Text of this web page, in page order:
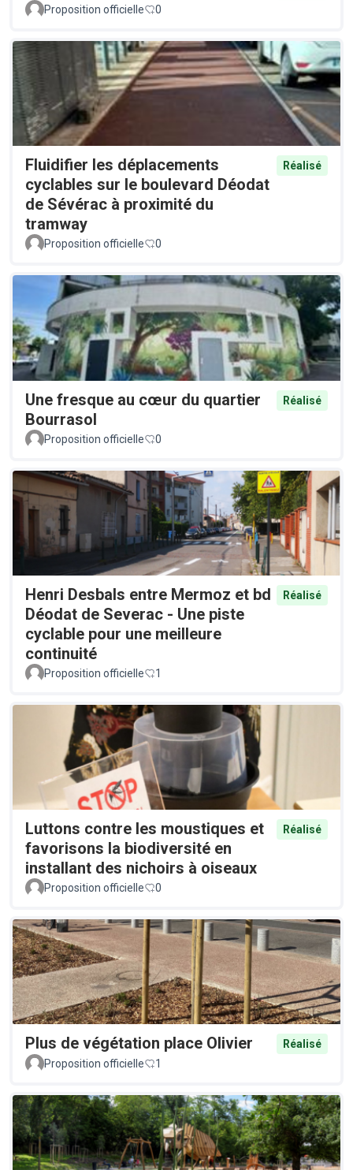
Proposition officielle
0
Fluidifier les déplacements
cyclables sur le boulevard Déodat
de Sévérac à proximité du
tramway
Réalisé
Proposition officielle 0
Une fresque au cœur du quartier
Bourrasol
Réalisé
Proposition officielle 0
Henri Desbals entre Mermoz et bd
Déodat de Severac - Une piste
cyclable pour une meilleure
continuité
Réalisé
Proposition officielle 1
Luttons contre les moustiques et
favorisons la biodiversité en
installant des nichoirs à oiseaux
Réalisé
Proposition officielle 0
Plus de végétation place Olivier
Réalisé
Proposition officielle
1